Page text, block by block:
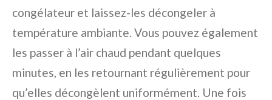
congélateur et laissez-les décongeler à
température ambiante. Vous pouvez également
les passer à l’air chaud pendant quelques
minutes, en les retournant régulièrement pour
qu’elles décongèlent uniformément. Une fois